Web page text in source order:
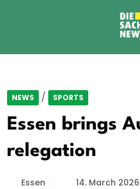
NEWS / SPORTS
Essen brings
relegation
Essen 14. March 2026